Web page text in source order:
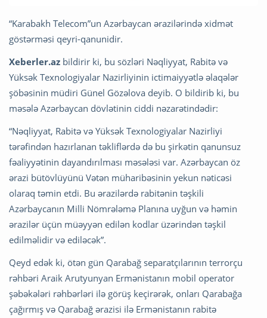
“Karabakh Telecom”un Azərbaycan ərazilərində xidmət
göstərməsi qeyri-qanunidir.
Xeberler.az bildirir ki, bu sözləri Nəqliyyat, Rabitə və
Yüksək Texnologiyalar Nazirliyinin ictimaiyyətlə əlaqələr
şöbəsinin müdiri Günel Gözəlova deyib. O bildirib ki, bu
məsələ Azərbaycan dövlətinin ciddi nəzarətindədir:
“Nəqliyyat, Rabitə və Yüksək Texnologiyalar Nazirliyi
tərəfindən hazırlanan təkliflərdə də bu şirkətin qanunsuz
fəaliyyətinin dayandırılması məsələsi var. Azərbaycan öz
ərazi bütövlüyünü Vətən müharibəsinin yekun nəticəsi
olaraq təmin etdi. Bu ərazilərdə rabitənin təşkili
Azərbaycanın Milli Nömrələmə Planına uyğun və həmin
ərazilər üçün müəyyən edilən kodlar üzərindən təşkil
edilməlidir və ediləcək”.
Qeyd edək ki, ötən gün Qarabağ separatçılarının terrorçu
rəhbəri Araik Arutyunyan Ermənistanın mobil operator
şəbəkələri rəhbərləri ilə görüş keçirərək, onları Qarabağa
çağırmış və Qarabağ ərazisi ilə Ermənistanın rabitə